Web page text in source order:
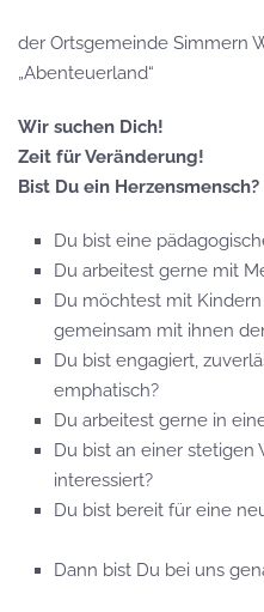
der Ortsgemeinde Simmern
„Abenteuerland“
Wir suchen Dich!
Zeit für Veränderung!
Bist Du ein Herzensmensch?
Du bist eine
Du arbeitest gerne mit
Du möchtest mit
gemeinsam mit ihnen
Du bist engagiert,
emphatisch?
Du arbeitest gerne in
Du bist an einer
interessiert?
Du bist bereit für eine
Dann bist Du bei uns